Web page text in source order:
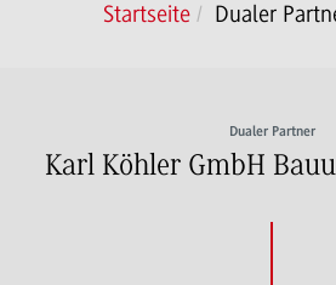
Startseite Dualer
Dualer Partner
Karl Köhler GmbH